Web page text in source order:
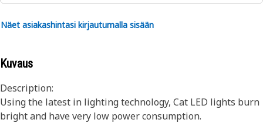
Näet asiakashintasi kirjautumalla sisään
Kuvaus
Description:
Using the latest in lighting technology, Cat LED lights burn
bright and have very low power consumption.